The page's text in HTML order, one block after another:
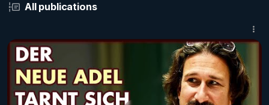
All publications